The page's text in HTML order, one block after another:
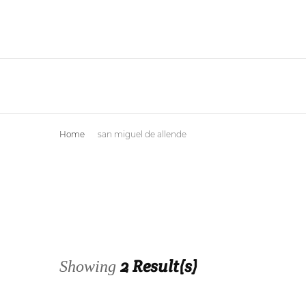
Home san miguel de allende
Showing 2 Result(s)